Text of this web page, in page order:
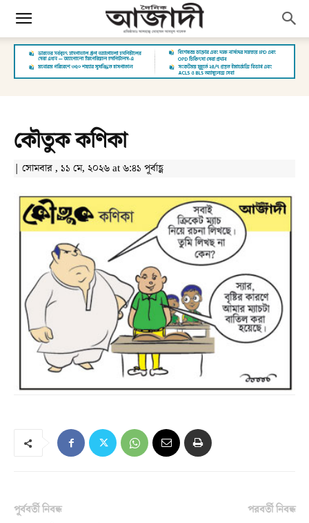
কৌতুক কণিকা
| সোমবার , ১১ মে, ২০২৬ at ৬:৪১ পূর্বাহ্ণ
পূর্ববর্তী নিবন্ধ
পরবর্তী নিবন্ধ